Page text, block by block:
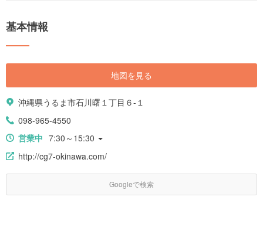
基本情報
地図を見る
沖縄県うるま市石川曙１丁目６-１
098-965-4550
営業中 7:30～15:30
http://cg7-okinawa.com/
Googleで検索